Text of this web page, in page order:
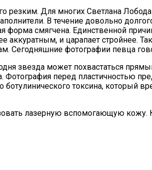
Для многих Светлана
В течение довольно
смягчена. Единственной
и царапает стройнее.
фотографии певца
звезда может похвастаться
перед пластичностью
токсина, который
лазерную вспомогающую кожу.